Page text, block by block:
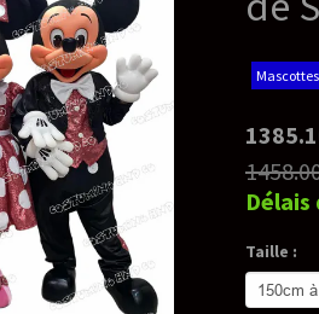
€
€
de confection: 45-55